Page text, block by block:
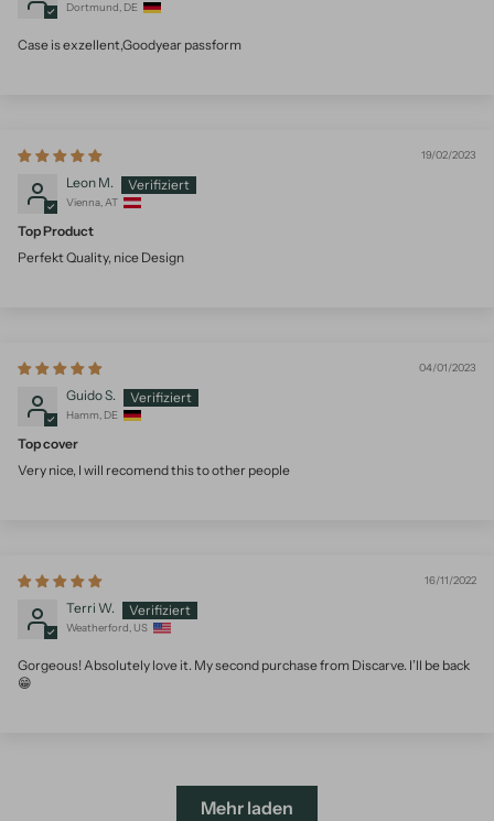
Dortmund, DE
Case is exzellent,Goodyear passform
19/02/2023
Leon M.
Vienna, AT
Top Product
Perfekt Quality, nice Design
04/01/2023
Guido S.
Hamm, DE
Top cover
Very nice, I will recomend this to other people
16/11/2022
Terri W.
Weatherford, US
Gorgeous! Absolutely love it. My second purchase from Discarve. I’ll be back
😁
Mehr laden